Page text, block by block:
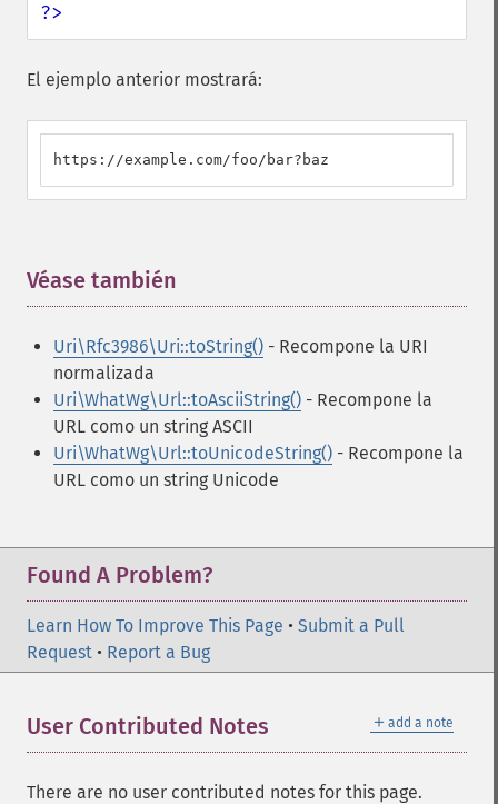
?>
El ejemplo anterior mostrará:
https://example.com/foo/bar?baz
Véase también
Uri\Rfc3986\Uri::toString() - Recompone la URI
normalizada
Uri\WhatWg\Url::toAsciiString() - Recompone la
URL como un string ASCII
Uri\WhatWg\Url::toUnicodeString() - Recompone la
URL como un string Unicode
Found A Problem?
Learn How To Improve This Page • Submit a Pull
Request • Report a Bug
＋ add a note
User Contributed Notes
There are no user contributed notes for this page.